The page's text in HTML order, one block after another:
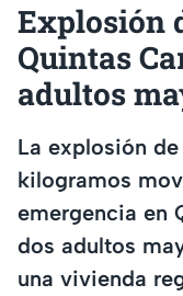
Explosión
Quintas
adultos
La explosión
kilogramos
emergencia en
dos adultos
una vivienda